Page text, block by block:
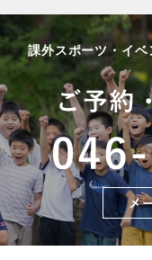
課外スポーツ・イ